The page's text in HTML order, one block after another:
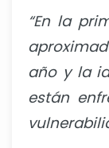
“En la
año y la
están